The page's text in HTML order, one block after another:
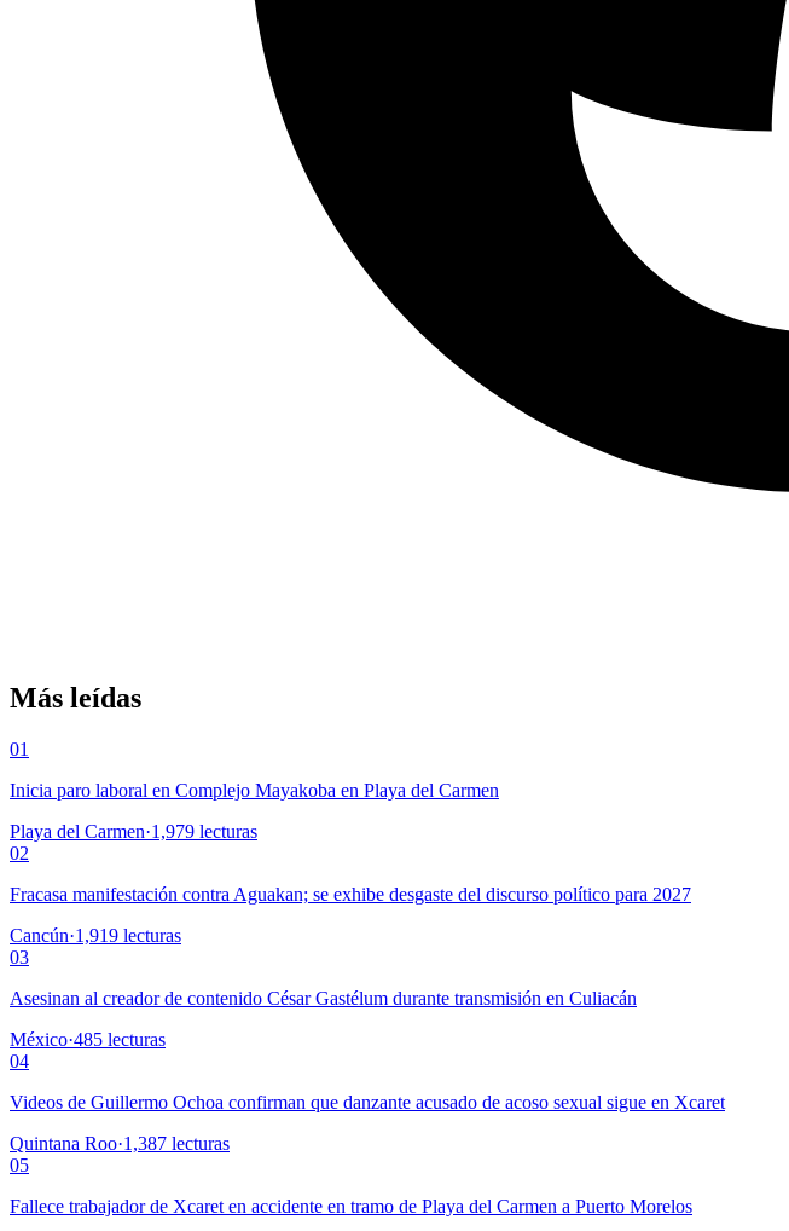
Más leídas
01
Inicia paro laboral en Complejo Mayakoba en Playa del Carmen
Playa del Carmen·1,979 lecturas
02
Fracasa manifestación contra Aguakan; se exhibe desgaste del discurso político para 2027
Cancún·1,919 lecturas
03
Asesinan al creador de contenido César Gastélum durante transmisión en Culiacán
México·485 lecturas
04
Videos de Guillermo Ochoa confirman que danzante acusado de acoso sexual sigue en Xcaret
Quintana Roo·1,387 lecturas
05
Fallece trabajador de Xcaret en accidente en tramo de Playa del Carmen a Puerto Morelos